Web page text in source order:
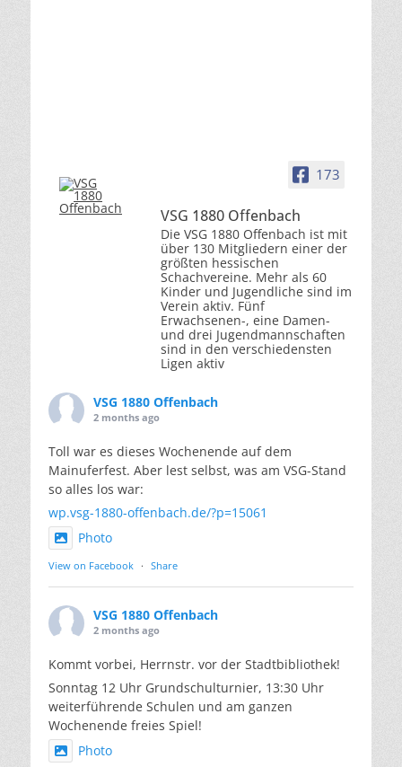
173
VSG 1880 Offenbach
Die VSG 1880 Offenbach ist mit
über 130 Mitgliedern einer der
größten hessischen
Schachvereine. Mehr als 60
Kinder und Jugendliche sind im
Verein aktiv. Fünf
Erwachsenen-, eine Damen-
und drei Jugendmannschaften
sind in den verschiedensten
Ligen aktiv
VSG 1880 Offenbach
2 months ago
Toll war es dieses Wochenende auf dem
Mainuferfest. Aber lest selbst, was am VSG-Stand
so alles los war:
wp.vsg-1880-offenbach.de/?p=15061
Photo
View on Facebook · Share
VSG 1880 Offenbach
2 months ago
Kommt vorbei, Herrnstr. vor der Stadtbibliothek!
Sonntag 12 Uhr Grundschulturnier, 13:30 Uhr
weiterführende Schulen und am ganzen
Wochenende freies Spiel!
Photo